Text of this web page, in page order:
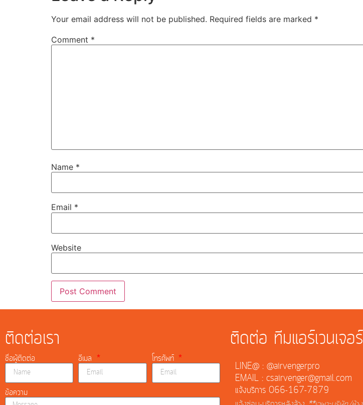
Your email address will not be published. Required fields are marked *
Comment *
Name *
Email *
Website
ติดต่อเรา
ชื่อผู้ติดต่อ อีเมล โทรศัพท์
ข้อความ
ติดต่อ ทีมแอร์เวนเจอร์
LINE@ : @airvengerpro
EMAIL : csairvenger@gmail.com
แจ้งบริการ 066-167-7879